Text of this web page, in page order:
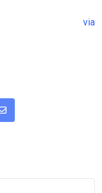
via
Share